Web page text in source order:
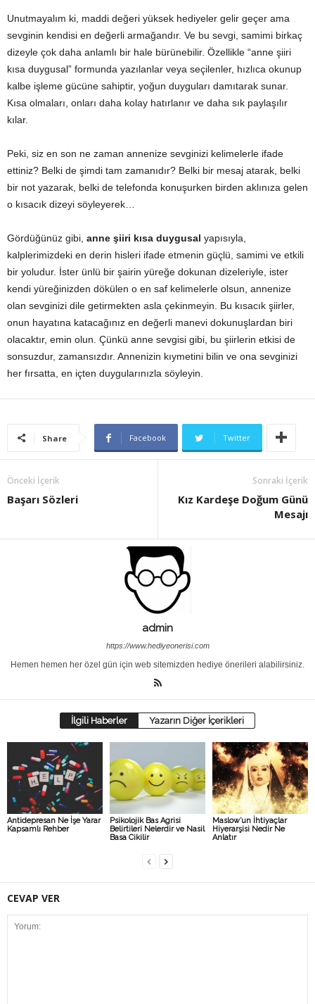
Unutmayalım ki, maddi değeri yüksek hediyeler gelir geçer ama
sevginin kendisi en değerli armağandır. Ve bu sevgi, samimi birkaç
dizeyle çok daha anlamlı bir hale bürünebilir. Özellikle “anne şiiri
kısa duygusal” formunda yazılanlar veya seçilenler, hızlıca okunup
kalbe işleme gücüne sahiptir, yoğun duyguları damıtarak sunar.
Kısa olmaları, onları daha kolay hatırlanır ve daha sık paylaşılır
kılar.
Peki, siz en son ne zaman annenize sevginizi kelimelerle ifade
ettiniz? Belki de şimdi tam zamanıdır? Belki bir mesaj atarak, belki
bir not yazarak, belki de telefonda konuşurken birden aklınıza gelen
o kısacık dizeyi söyleyerek…
Gördüğünüz gibi, anne şiiri kısa duygusal yapısıyla,
kalplerimizdeki en derin hisleri ifade etmenin güçlü, samimi ve etkili
bir yoludur. İster ünlü bir şairin yüreğe dokunan dizeleriyle, ister
kendi yüreğinizden dökülen o en saf kelimelerle olsun, annenize
olan sevginizi dile getirmekten asla çekinmeyin. Bu kısacık şiirler,
onun hayatına katacağınız en değerli manevi dokunuşlardan biri
olacaktır, emin olun. Çünkü anne sevgisi gibi, bu şiirlerin etkisi de
sonsuzdur, zamansızdır. Annenizin kıymetini bilin ve ona sevginizi
her fırsatta, en içten duygularınızla söyleyin.
Share Facebook Twitter
Önceki İçerik
Başarı Sözleri
Sonraki İçerik
Kız Kardeşe Doğum Günü
Mesajı
admin
https://www.hediyeonerisi.com
Hemen hemen her özel gün için web sitemizden hediye önerileri alabilirsiniz.
İlgili Haberler Yazarın Diğer İçerikleri
Antidepresan Ne İşe Yarar
Kapsamlı Rehber
Psikolojik Bas Agrisi
Belirtileri Nelerdir ve Nasil
Basa Cikilir
Maslow’un İhtiyaçlar
Hiyerarşisi Nedir Ne
Anlatır
CEVAP VER